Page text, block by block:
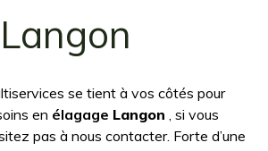
se tient à vos côtés pour
en élagage Langon , si vous
pas à nous contacter. Forte d’une